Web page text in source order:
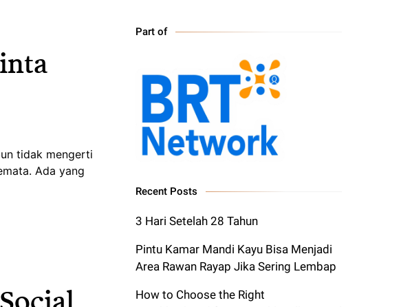
tidak mengerti
Ada yang
Part of
Recent Posts
3 Hari Setelah 28 Tahun
Pintu Kamar Mandi Kayu Bisa Menjadi
Area Rawan Rayap Jika Sering Lembap
How to Choose the Right